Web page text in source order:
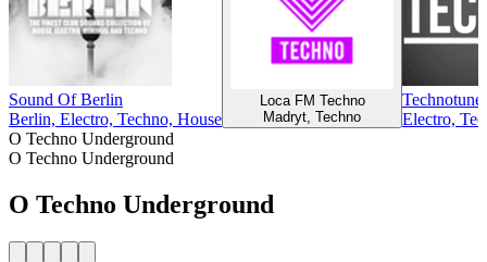
Sound Of Berlin
Berlin, Electro, Techno, House
Loca FM Techno
Madryt, Techno
Technotune
Electro,
O Techno Underground
O Techno Underground
O Techno Underground